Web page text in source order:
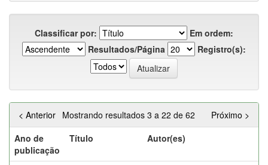
Classificar por:
Em ordem:
Resultados/Página
Registro(s):
Mostrando resultados 3 a 22 de 62
< Anterior
Próximo >
Ano de
publicação
Título Autor(es)